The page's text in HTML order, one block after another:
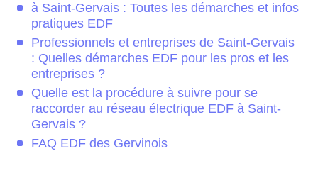
à Saint-Gervais : Toutes les démarches et infos
pratiques EDF
Professionnels et entreprises de Saint-Gervais
: Quelles démarches EDF pour les pros et les
entreprises ?
Quelle est la procédure à suivre pour se
raccorder au réseau électrique EDF à Saint-
Gervais ?
FAQ EDF des Gervinois